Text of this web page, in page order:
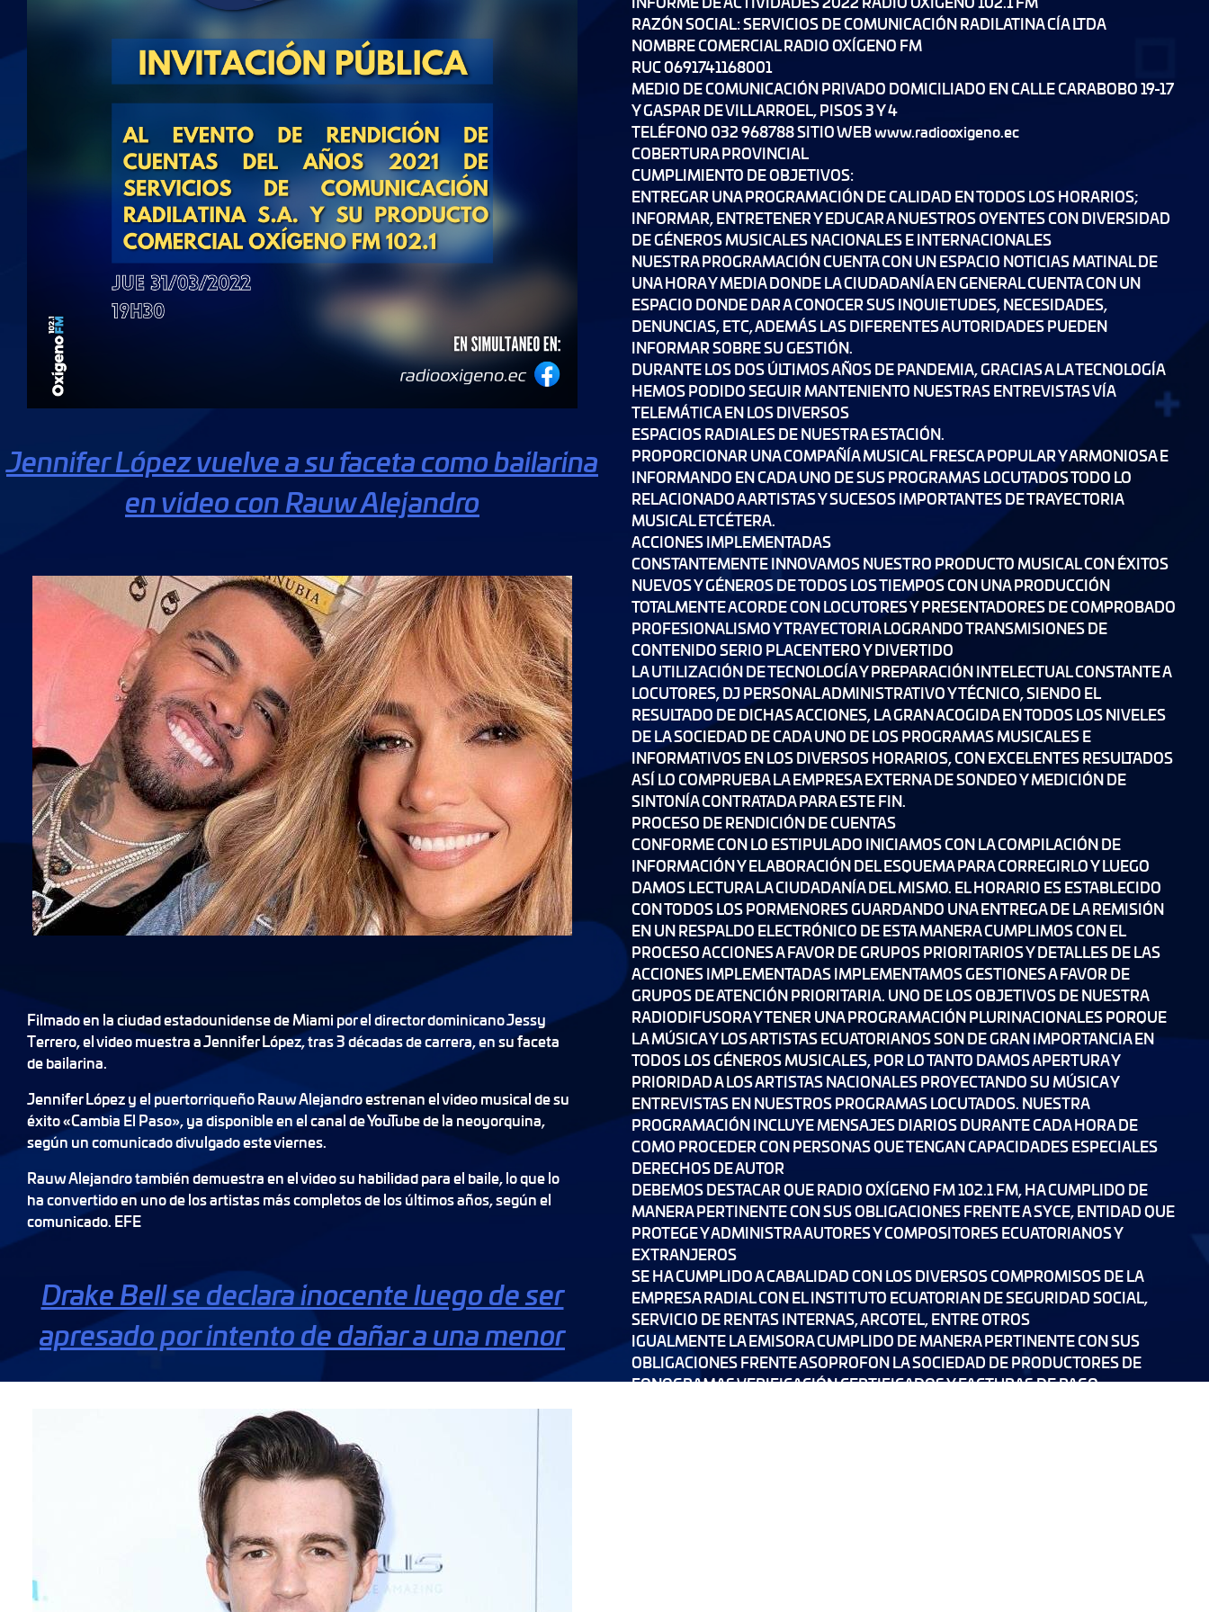
RAZÓN SOCIAL: SERVICIOS DE COMUNICACIÓN RADILATINA CÍA LTDA
NOMBRE COMERCIAL RADIO OXÍGENO FM
RUC 0691741168001
MEDIO DE COMUNICACIÓN PRIVADO DOMICILIADO EN CALLE CARABOBO 19-17
Y GASPAR DE VILLARROEL, PISOS 3 Y 4
TELÉFONO 032 968788 SITIO WEB www.radiooxigeno.ec
COBERTURA PROVINCIAL
CUMPLIMIENTO DE OBJETIVOS:
ENTREGAR UNA PROGRAMACIÓN DE CALIDAD EN TODOS LOS HORARIOS;
INFORMAR, ENTRETENER Y EDUCAR A NUESTROS OYENTES CON DIVERSIDAD
DE GÉNEROS MUSICALES NACIONALES E INTERNACIONALES
NUESTRA PROGRAMACIÓN CUENTA CON UN ESPACIO NOTICIAS MATINAL DE
UNA HORA Y MEDIA DONDE LA CIUDADANÍA EN GENERAL CUENTA CON UN
ESPACIO DONDE DAR A CONOCER SUS INQUIETUDES, NECESIDADES,
DENUNCIAS, ETC, ADEMÁS LAS DIFERENTES AUTORIDADES PUEDEN
INFORMAR SOBRE SU GESTIÓN.
DURANTE LOS DOS ÚLTIMOS AÑOS DE PANDEMIA, GRACIAS A LA TECNOLOGÍA
HEMOS PODIDO SEGUIR MANTENIENTO NUESTRAS ENTREVISTAS VÍA
TELEMÁTICA EN LOS DIVERSOS
ESPACIOS RADIALES DE NUESTRA ESTACIÓN.
PROPORCIONAR UNA COMPAÑÍA MUSICAL FRESCA POPULAR Y ARMONIOSA E
INFORMANDO EN CADA UNO DE SUS PROGRAMAS LOCUTADOS TODO LO
RELACIONADO A ARTISTAS Y SUCESOS IMPORTANTES DE TRAYECTORIA
MUSICAL ETCÉTERA.
ACCIONES IMPLEMENTADAS
CONSTANTEMENTE INNOVAMOS NUESTRO PRODUCTO MUSICAL CON ÉXITOS
NUEVOS Y GÉNEROS DE TODOS LOS TIEMPOS CON UNA PRODUCCIÓN
TOTALMENTE ACORDE CON LOCUTORES Y PRESENTADORES DE COMPROBADO
PROFESIONALISMO Y TRAYECTORIA LOGRANDO TRANSMISIONES DE
CONTENIDO SERIO PLACENTERO Y DIVERTIDO
LA UTILIZACIÓN DE TECNOLOGÍA Y PREPARACIÓN INTELECTUAL CONSTANTE A
LOCUTORES, DJ PERSONAL ADMINISTRATIVO Y TÉCNICO, SIENDO EL
RESULTADO DE DICHAS ACCIONES, LA GRAN ACOGIDA EN TODOS LOS NIVELES
DE LA SOCIEDAD DE CADA UNO DE LOS PROGRAMAS MUSICALES E
INFORMATIVOS EN LOS DIVERSOS HORARIOS, CON EXCELENTES RESULTADOS
ASÍ LO COMPRUEBA LA EMPRESA EXTERNA DE SONDEO Y MEDICIÓN DE
SINTONÍA CONTRATADA PARA ESTE FIN.
PROCESO DE RENDICIÓN DE CUENTAS
CONFORME CON LO ESTIPULADO INICIAMOS CON LA COMPILACIÓN DE
INFORMACIÓN Y ELABORACIÓN DEL ESQUEMA PARA CORREGIRLO Y LUEGO
DAMOS LECTURA LA CIUDADANÍA DEL MISMO. EL HORARIO ES ESTABLECIDO
CON TODOS LOS PORMENORES GUARDANDO UNA ENTREGA DE LA REMISIÓN
EN UN RESPALDO ELECTRÓNICO DE ESTA MANERA CUMPLIMOS CON EL
PROCESO ACCIONES A FAVOR DE GRUPOS PRIORITARIOS Y DETALLES DE LAS
ACCIONES IMPLEMENTADAS IMPLEMENTAMOS GESTIONES A FAVOR DE
GRUPOS DE ATENCIÓN PRIORITARIA. UNO DE LOS OBJETIVOS DE NUESTRA
RADIODIFUSORA Y TENER UNA PROGRAMACIÓN PLURINACIONALES PORQUE
LA MÚSICA Y LOS ARTISTAS ECUATORIANOS SON DE GRAN IMPORTANCIA EN
TODOS LOS GÉNEROS MUSICALES, POR LO TANTO DAMOS APERTURA Y
PRIORIDAD A LOS ARTISTAS NACIONALES PROYECTANDO SU MÚSICA Y
ENTREVISTAS EN NUESTROS PROGRAMAS LOCUTADOS. NUESTRA
PROGRAMACIÓN INCLUYE MENSAJES DIARIOS DURANTE CADA HORA DE
COMO PROCEDER CON PERSONAS QUE TENGAN CAPACIDADES ESPECIALES
DERECHOS DE AUTOR
DEBEMOS DESTACAR QUE RADIO OXÍGENO FM 102.1 FM, HA CUMPLIDO DE
MANERA PERTINENTE CON SUS OBLIGACIONES FRENTE A SYCE, ENTIDAD QUE
PROTEGE Y ADMINISTRA AUTORES Y COMPOSITORES ECUATORIANOS Y
EXTRANJEROS
SE HA CUMPLIDO A CABALIDAD CON LOS DIVERSOS COMPROMISOS DE LA
EMPRESA RADIAL CON EL INSTITUTO ECUATORIAN DE SEGURIDAD SOCIAL,
SERVICIO DE RENTAS INTERNAS, ARCOTEL, ENTRE OTROS
IGUALMENTE LA EMISORA CUMPLIDO DE MANERA PERTINENTE CON SUS
OBLIGACIONES FRENTE ASOPROFON LA SOCIEDAD DE PRODUCTORES DE
FONOGRAMAS VERIFICACIÓN CERTIFICADOS Y FACTURAS DE PAGO
Jennifer López vuelve a su faceta como bailarina
en video con Rauw Alejandro
Filmado en la ciudad estadounidense de Miami por el director dominicano Jessy
Terrero, el video muestra a Jennifer López, tras 3 décadas de carrera, en su faceta
de bailarina.
Jennifer López y el puertorriqueño Rauw Alejandro estrenan el video musical de su
éxito «Cambia El Paso», ya disponible en el canal de YouTube de la neoyorquina,
según un comunicado divulgado este viernes.
Rauw Alejandro también demuestra en el video su habilidad para el baile, lo que lo
ha convertido en uno de los artistas más completos de los últimos años, según el
comunicado. EFE
Drake Bell se declara inocente luego de ser
apresado por intento de dañar a una menor